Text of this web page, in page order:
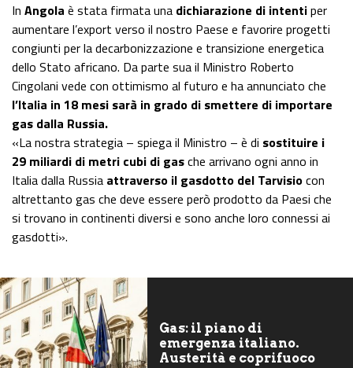
In Angola è stata firmata una dichiarazione di intentiper
aumentare l’export verso il nostro Paese e favorire progetti
congiunti per la decarbonizzazione e transizione energetica
dello Stato africano. Da parte sua il Ministro Roberto
Cingolani vede con ottimismo al futuro e ha annunciato che
l’Italia in 18 mesi sarà in grado di smettere di importare
gas dalla Russia.
«La nostra strategia – spiega il Ministro – è di sostituire i
29 miliardi di metri cubi di gasche arrivano ogni anno in
Italia dalla Russia attraverso il gasdotto del Tarvisiocon
altrettanto gas che deve essere però prodotto da Paesi che
si trovano in continenti diversi e sono anche loro connessi ai
gasdotti».
Gas: il piano di
emergenza italiano.
Austerità e coprifuoco